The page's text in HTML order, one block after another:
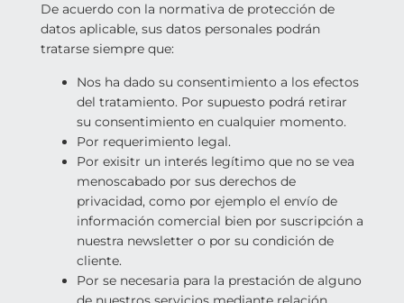
De acuerdo con la normativa de protección de
datos aplicable, sus datos personales podrán
tratarse siempre que:
Nos ha dado su consentimiento a los efectos
del tratamiento. Por supuesto podrá retirar
su consentimiento en cualquier momento.
Por requerimiento legal.
Por exisitr un interés legítimo que no se vea
menoscabado por sus derechos de
privacidad, como por ejemplo el envío de
información comercial bien por suscripción a
nuestra newsletter o por su condición de
cliente.
Por se necesaria para la prestación de alguno